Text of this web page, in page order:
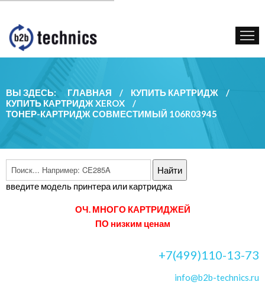
КУПИТЬ КАРТРИДЖ
ГОС. УЧРЕЖДЕНИЯМ
КОНТАКТЫ
ВЫ ЗДЕСЬ: ГЛАВНАЯ / КУПИТЬ КАРТРИДЖ
/
КУПИТЬ КАРТРИДЖ XEROX
/
ТОНЕР-КАРТРИДЖ СОВМЕСТИМЫЙ 106R03945
введите модель принтера или картриджа
ОЧ. МНОГО КАРТРИДЖЕЙ
ПО низким ценам
+7(499)110-13-73
info@b2b-technics.ru